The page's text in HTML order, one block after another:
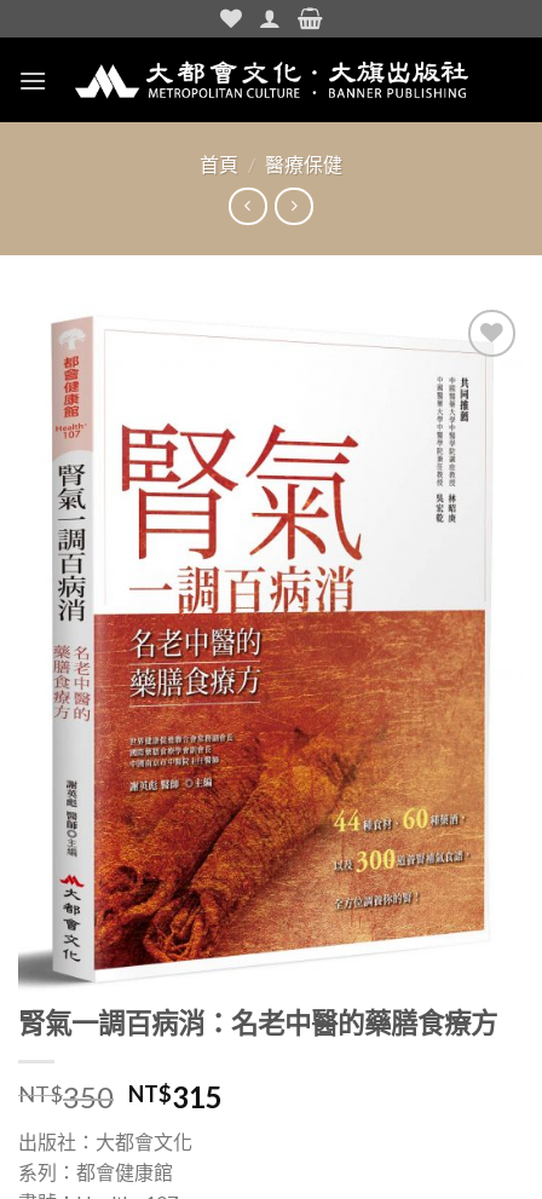
to
content
首頁 / 醫療保健
腎氣一調百病消：名老中醫的藥膳食療方
NT$350 NT$315
出版社：大都會文化
系列：都會健康館